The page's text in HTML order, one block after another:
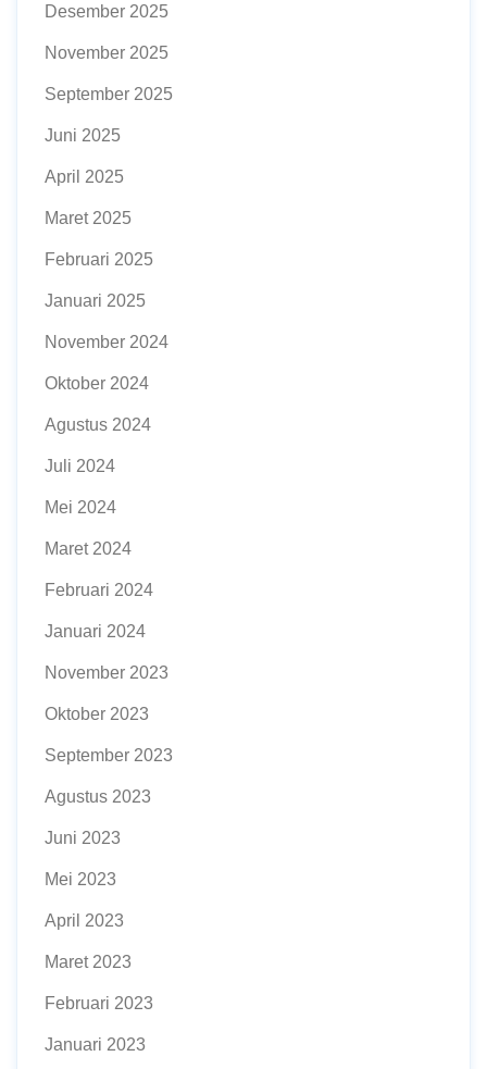
Desember 2025
November 2025
September 2025
Juni 2025
April 2025
Maret 2025
Februari 2025
Januari 2025
November 2024
Oktober 2024
Agustus 2024
Juli 2024
Mei 2024
Maret 2024
Februari 2024
Januari 2024
November 2023
Oktober 2023
September 2023
Agustus 2023
Juni 2023
Mei 2023
April 2023
Maret 2023
Februari 2023
Januari 2023